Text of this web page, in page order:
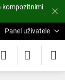
✕
kompozitními
Panel uživatele